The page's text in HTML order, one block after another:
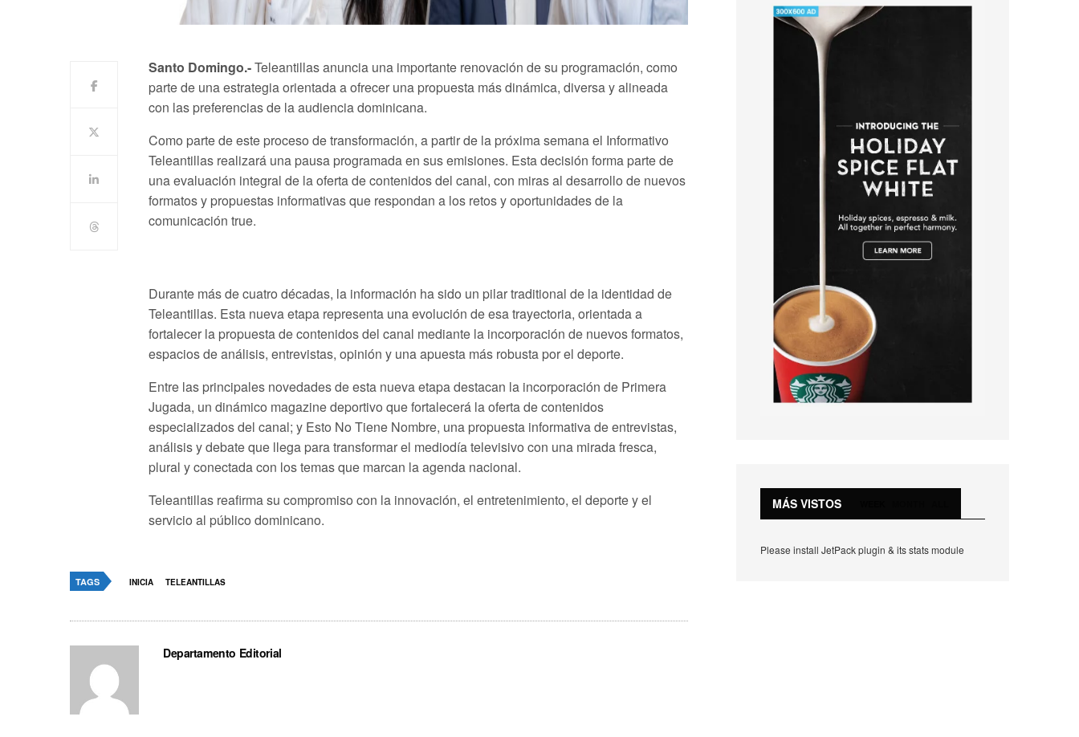
Santo Domingo.-Teleantillas anuncia una importante renovación de su programación, como
parte de una estrategia orientada a ofrecer una propuesta más dinámica, diversa y alineada
con las preferencias de la audiencia dominicana.
Como parte de este proceso de transformación, a partir de la próxima semana el Informativo
Teleantillas realizará una pausa programada en sus emisiones. Esta decisión forma parte de
una evaluación integral de la oferta de contenidos del canal, con miras al desarrollo de nuevos
formatos y propuestas informativas que respondan a los retos y oportunidades de la
comunicación true.
Durante más de cuatro décadas, la información ha sido un pilar traditional de la identidad de
Teleantillas. Esta nueva etapa representa una evolución de esa trayectoria, orientada a
fortalecer la propuesta de contenidos del canal mediante la incorporación de nuevos formatos,
espacios de análisis, entrevistas, opinión y una apuesta más robusta por el deporte.
Entre las principales novedades de esta nueva etapa destacan la incorporación de Primera
Jugada, un dinámico magazine deportivo que fortalecerá la oferta de contenidos
especializados del canal; y Esto No Tiene Nombre, una propuesta informativa de entrevistas,
análisis y debate que llega para transformar el mediodía televisivo con una mirada fresca,
plural y conectada con los temas que marcan la agenda nacional.
Teleantillas reafirma su compromiso con la innovación, el entretenimiento, el deporte y el
servicio al público dominicano.
TAGS INICIA TELEANTILLAS
Departamento Editorial
MÁS VISTOS
Please install JetPack plugin & its stats module